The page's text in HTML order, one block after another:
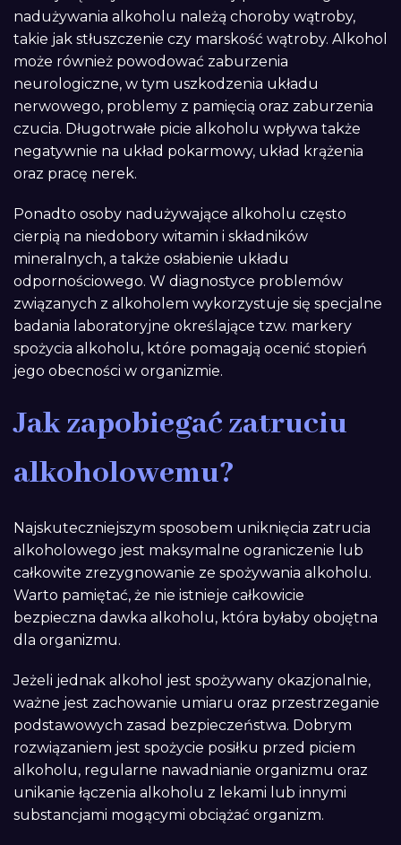
nadużywania alkoholu należą choroby wątroby,
takie jak stłuszczenie czy marskość wątroby. Alkohol
może również powodować zaburzenia
neurologiczne, w tym uszkodzenia układu
nerwowego, problemy z pamięcią oraz zaburzenia
czucia. Długotrwałe picie alkoholu wpływa także
negatywnie na układ pokarmowy, układ krążenia
oraz pracę nerek.
Ponadto osoby nadużywające alkoholu często
cierpią na niedobory witamin i składników
mineralnych, a także osłabienie układu
odpornościowego. W diagnostyce problemów
związanych z alkoholem wykorzystuje się specjalne
badania laboratoryjne określające tzw. markery
spożycia alkoholu, które pomagają ocenić stopień
jego obecności w organizmie.
Jak zapobiegać zatruciu
alkoholowemu?
Najskuteczniejszym sposobem uniknięcia zatrucia
alkoholowego jest maksymalne ograniczenie lub
całkowite zrezygnowanie ze spożywania alkoholu.
Warto pamiętać, że nie istnieje całkowicie
bezpieczna dawka alkoholu, która byłaby obojętna
dla organizmu.
Jeżeli jednak alkohol jest spożywany okazjonalnie,
ważne jest zachowanie umiaru oraz przestrzeganie
podstawowych zasad bezpieczeństwa. Dobrym
rozwiązaniem jest spożycie posiłku przed piciem
alkoholu, regularne nawadnianie organizmu oraz
unikanie łączenia alkoholu z lekami lub innymi
substancjami mogącymi obciążać organizm.